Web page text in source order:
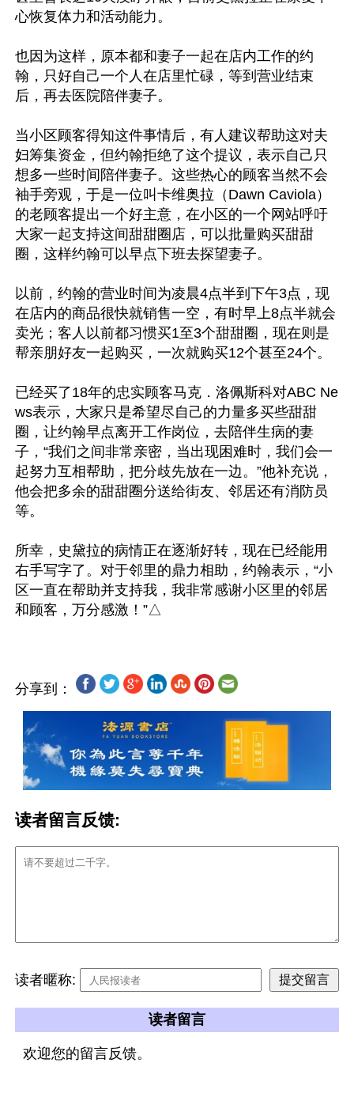
心恢复体力和活动能力。
也因为这样，原本都和妻子一起在店内工作的约
翰，只好自己一个人在店里忙碌，等到营业结束
后，再去医院陪伴妻子。
当小区顾客得知这件事情后，有人建议帮助这对夫
妇筹集资金，但约翰拒绝了这个提议，表示自己只
想多一些时间陪伴妻子。这些热心的顾客当然不会
袖手旁观，于是一位叫卡维奥拉（Dawn Caviola）
的老顾客提出一个好主意，在小区的一个网站呼吁
大家一起支持这间甜甜圈店，可以批量购买甜甜
圈，这样约翰可以早点下班去探望妻子。
以前，约翰的营业时间为凌晨4点半到下午3点，现
在店内的商品很快就销售一空，有时早上8点半就会
卖光；客人以前都习惯买1至3个甜甜圈，现在则是
帮亲朋好友一起购买，一次就购买12个甚至24个。
已经买了18年的忠实顾客马克．洛佩斯科对ABC Ne
ws表示，大家只是希望尽自己的力量多买些甜甜
圈，让约翰早点离开工作岗位，去陪伴生病的妻
子，“我们之间非常亲密，当出现困难时，我们会一
起努力互相帮助，把分歧先放在一边。”他补充说，
他会把多余的甜甜圈分送给街友、邻居还有消防员
等。
所幸，史黛拉的病情正在逐渐好转，现在已经能用
右手写字了。对于邻里的鼎力相助，约翰表示，“小
区一直在帮助并支持我，我非常感谢小区里的邻居
分享到：
读者留言反馈:
读者暱称:
读者留言
欢迎您的留言反馈。